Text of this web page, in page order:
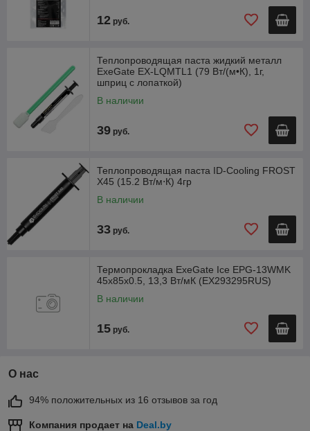
12 руб.
Теплопроводящая паста жидкий металл
ExeGate EX-LQMTL1 (79 Вт/(м•К), 1г,
шприц с лопаткой)
В наличии
39 руб.
Теплопроводящая паста ID-Cooling FROST
X45 (15.2 Вт/м⋅К) 4гр
В наличии
33 руб.
Термопрокладка ExeGate Ice EPG-13WMK
45x85x0.5, 13,3 Вт/мК (EX293295RUS)
В наличии
15 руб.
О нас
94% положительных из 16 отзывов за год
Компания продает на Deal.by